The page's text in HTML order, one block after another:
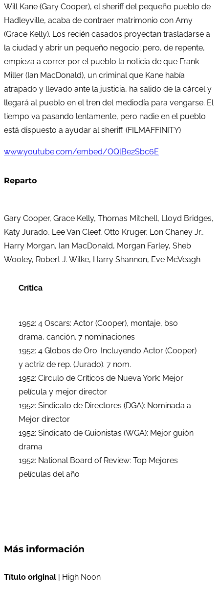
Will Kane (Gary Cooper), el sheriff del pequeño pueblo de
Hadleyville, acaba de contraer matrimonio con Amy
(Grace Kelly). Los recién casados proyectan trasladarse a
la ciudad y abrir un pequeño negocio; pero, de repente,
empieza a correr por el pueblo la noticia de que Frank
Miller (Ian MacDonald), un criminal que Kane había
atrapado y llevado ante la justicia, ha salido de la cárcel y
llegará al pueblo en el tren del mediodía para vengarse. El
tiempo va pasando lentamente, pero nadie en el pueblo
está dispuesto a ayudar al sheriff. (FILMAFFINITY)
www.youtube.com/embed/OQlBe2Sbc6E
Reparto
Gary Cooper, Grace Kelly, Thomas Mitchell, Lloyd Bridges,
Katy Jurado, Lee Van Cleef, Otto Kruger, Lon Chaney Jr.,
Harry Morgan, Ian MacDonald, Morgan Farley, Sheb
Wooley, Robert J. Wilke, Harry Shannon, Eve McVeagh
Crítica
1952: 4 Oscars: Actor (Cooper), montaje, bso
drama, canción. 7 nominaciones
1952: 4 Globos de Oro: Incluyendo Actor (Cooper)
y actriz de rep. (Jurado). 7 nom.
1952: Círculo de Críticos de Nueva York: Mejor
película y mejor director
1952: Sindicato de Directores (DGA): Nominada a
Mejor director
1952: Sindicato de Guionistas (WGA): Mejor guión
drama
1952: National Board of Review: Top Mejores
películas del año
Más información
Título original | High Noon